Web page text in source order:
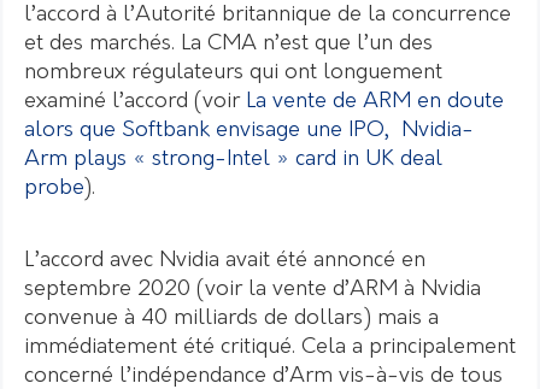
l’accord à l’Autorité britannique de la concurrence
et des marchés. La CMA n’est que l’un des
nombreux régulateurs qui ont longuement
examiné l’accord (voir La vente de ARM en doute
alors que Softbank envisage une IPO,
Nvidia-
Arm plays « strong-Intel » card in UK deal
probe).
L’accord avec Nvidia avait été annoncé en
septembre 2020 (voir la vente d’ARM à Nvidia
convenue à 40 milliards de dollars) mais a
immédiatement été critiqué. Cela a principalement
concerné l’indépendance d’Arm vis-à-vis de tous